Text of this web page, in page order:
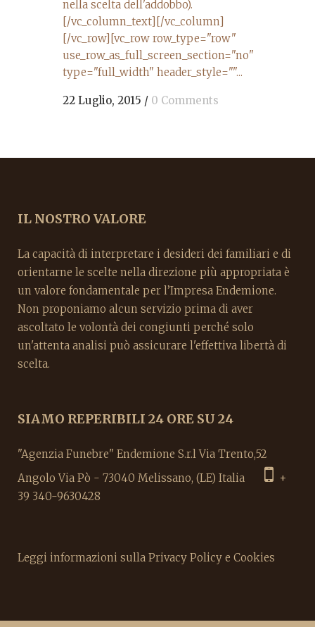
nella scelta dell'addobbo).
[/vc_column_text][/vc_column]
[/vc_row][vc_row row_type="row"
use_row_as_full_screen_section="no"
type="full_width" header_style=""...
22 Luglio, 2015 / 0 Comments
IL NOSTRO VALORE
La capacità di interpretare i desideri dei familiari e di
orientarne le scelte nella direzione più appropriata è
un valore fondamentale per l’Impresa Endemione.
Non proponiamo alcun servizio prima di aver
ascoltato le volontà dei congiunti perché solo
un'attenta analisi può assicurare l'effettiva libertà di
scelta.
SIAMO REPERIBILI 24 ORE SU 24
"Agenzia Funebre" Endemione S.r.l Via Trento,52
Angolo Via Pò - 73040 Melissano, (LE) Italia
+
39 340-9630428
Leggi informazioni sulla Privacy Policy e Cookies